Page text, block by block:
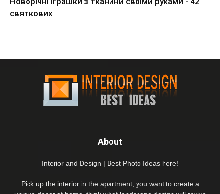
святкових
About
Interior and Design | Best Photo Ideas here!
Pick up the interior in the apartment, you want to create a